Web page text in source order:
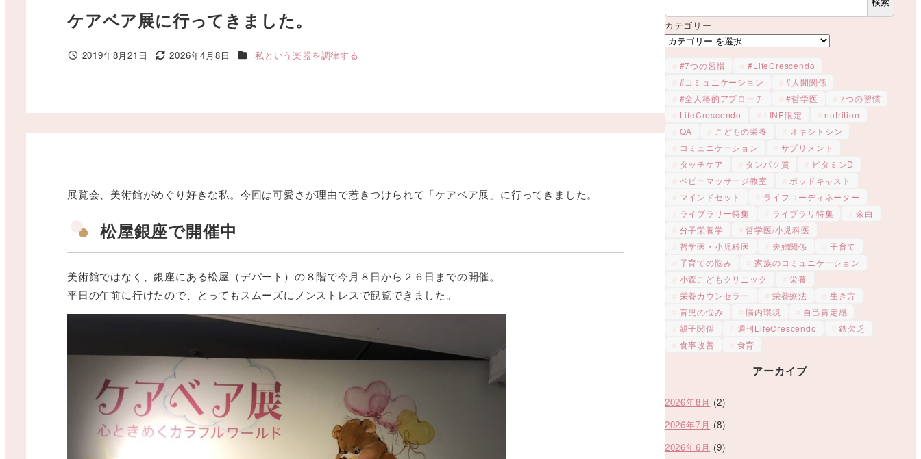
ケアベア展に行ってきました。
投稿日
2019年8月21日
更新日
2026年4月8日 カテゴリー
私という楽器を調律する
展覧会、美術館がめぐり好きな私。今回は可愛さが理由で惹きつけられて「ケアベア展」に行ってきました。
松屋銀座で開催中
美術館ではなく、銀座にある松屋（デパート）の８階で今月８日から２６日までの開催。
平日の午前に行けたので、とってもスムーズにノンストレスで観覧できました。
検索
カテゴリー
#7つの習慣
#LifeCrescendo
#コミュニケーション
#人間関係
#全人格的アプローチ
#哲学医
7つの習慣
LifeCrescendo
LINE限定
nutrition
QA
こどもの栄養
オキシトシン
コミュニケーション
サプリメント
タッチケア
タンパク質
ビタミンD
ベビーマッサージ教室
ポッドキャスト
マインドセット
ライフコーディネーター
ライブラリー特集
ライブラリ特集
余白
分子栄養学
哲学医/小児科医
哲学医・小児科医
夫婦関係
子育て
子育ての悩み
家族のコミュニケーション
小森こどもクリニック
栄養
栄養カウンセラー
栄養療法
生き方
育児の悩み
腸内環境
自己肯定感
親子関係
週刊LifeCrescendo
鉄欠乏
食事改善
食育
アーカイブ
2026年8月 (2)
2026年7月 (8)
2026年6月 (9)